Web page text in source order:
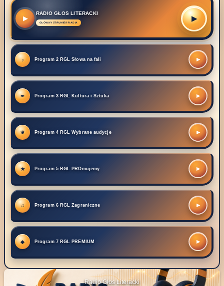
RADIO GŁOS LITERACKI
▶
Program 2 RGL Słowa na fali ▶
Program 3 RGL Kultura i Sztuka ▶
Program 4 RGL Wybrane audycje ▶
Program 5 RGL PROmujemy ▶
Program 6 RGL Zagraniczne ▶
Program 7 RGL PREMIUM ▶
Radio Głos Literacki